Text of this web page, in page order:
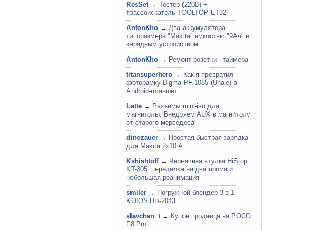
ResSet → Тестер (220В) +
трассоискатель TOOLTOP ET32
AntonKho → Два аккумулятора
типоразмера "Makita" ёмкостью "9Ач" и
зарядным устройством
AntonKho → Ремонт розетки - таймера
titansuperhero → Как я превратил
фоторамку Digma PF-1085 (Uhale) в
Android-планшет
Latte → Разъемы mini-iso для
магнитолы. Внедряем AUX в магнитолу
от старого мерседеса
dinozauer → Простая быстрая зарядка
для Makita 2х10 А
Kshishtoff → Червячная втулка HiStop
KT-305: переделка на два прома и
небольшая реанимация
smiler → Погружной блендер 3-в-1
KOIOS HB-2043
slavchan_t → Купон продавца на POCO
F8 Pro